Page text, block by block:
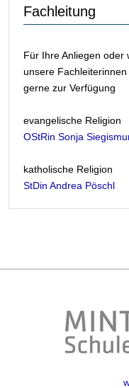
Fachleitung
Für Ihre Anliegen oder
unsere Fachleiterinnen
gerne zur Verfügung
evangelische Religion
OStRin Sonja
katholische Religion
StDin Andrea Pöschl